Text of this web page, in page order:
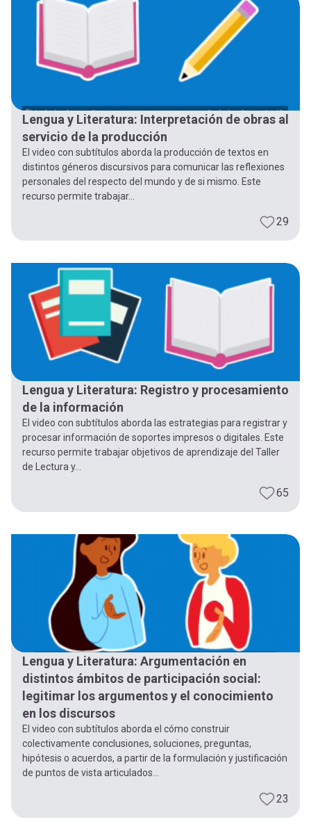
Lengua y Literatura: Interpretación de obras al
servicio de la producción
El video con subtítulos aborda la producción de textos en
distintos géneros discursivos para comunicar las reflexiones
personales del respecto del mundo y de si mismo. Este
recurso permite trabajar...
29
Lengua y Literatura: Registro y procesamiento
de la información
El video con subtítulos aborda las estrategias para registrar y
procesar información de soportes impresos o digitales. Este
recurso permite trabajar objetivos de aprendizaje del Taller
de Lectura y...
65
Lengua y Literatura: Argumentación en
distintos ámbitos de participación social:
legitimar los argumentos y el conocimiento
en los discursos
El video con subtítulos aborda el cómo construir
colectivamente conclusiones, soluciones, preguntas,
hipótesis o acuerdos, a partir de la formulación y justificación
de puntos de vista articulados...
23